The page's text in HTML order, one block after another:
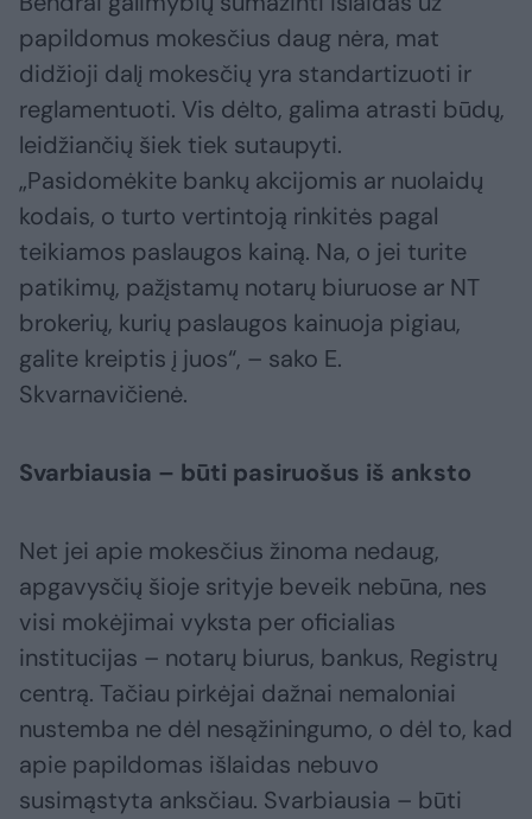
papildomus mokesčius daug nėra, mat
didžioji dalį mokesčių yra standartizuoti ir
reglamentuoti. Vis dėlto, galima atrasti būdų,
leidžiančių šiek tiek sutaupyti.
„Pasidomėkite bankų akcijomis ar nuolaidų
kodais, o turto vertintoją rinkitės pagal
teikiamos paslaugos kainą. Na, o jei turite
patikimų, pažįstamų notarų biuruose ar NT
brokerių, kurių paslaugos kainuoja pigiau,
galite kreiptis į juos“, – sako E.
Skvarnavičienė.
Svarbiausia – būti pasiruošus iš anksto
Net jei apie mokesčius žinoma nedaug,
apgavysčių šioje srityje beveik nebūna, nes
visi mokėjimai vyksta per oficialias
institucijas – notarų biurus, bankus, Registrų
centrą. Tačiau pirkėjai dažnai nemaloniai
nustemba ne dėl nesąžiningumo, o dėl to, kad
apie papildomas išlaidas nebuvo
susimąstyta anksčiau. Svarbiausia – būti